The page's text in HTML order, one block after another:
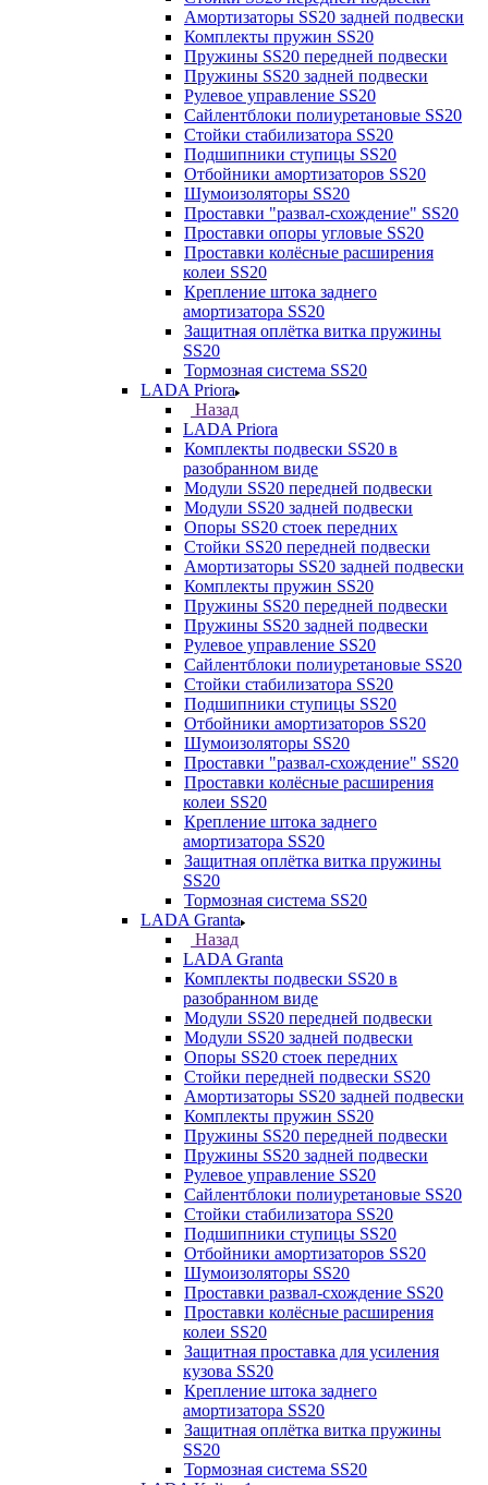
Амортизаторы SS20 задней подвески
Комплекты пружин SS20
Пружины SS20 передней подвески
Пружины SS20 задней подвески
Рулевое управление SS20
Сайлентблоки полиуретановые SS20
Стойки стабилизатора SS20
Подшипники ступицы SS20
Отбойники амортизаторов SS20
Шумоизоляторы SS20
Проставки "развал-схождение" SS20
Проставки опоры угловые SS20
Проставки колёсные расширения
колеи SS20
Крепление штока заднего
амортизатора SS20
Защитная оплётка витка пружины
SS20
Тормозная система SS20
LADA Priora
Назад
LADA Priora
Комплекты подвески SS20 в
разобранном виде
Модули SS20 передней подвески
Модули SS20 задней подвески
Опоры SS20 стоек передних
Стойки SS20 передней подвески
Амортизаторы SS20 задней подвески
Комплекты пружин SS20
Пружины SS20 передней подвески
Пружины SS20 задней подвески
Рулевое управление SS20
Сайлентблоки полиуретановые SS20
Стойки стабилизатора SS20
Подшипники ступицы SS20
Отбойники амортизаторов SS20
Шумоизоляторы SS20
Проставки "развал-схождение" SS20
Проставки колёсные расширения
колеи SS20
Крепление штока заднего
амортизатора SS20
Защитная оплётка витка пружины
SS20
Тормозная система SS20
LADA Granta
Назад
LADA Granta
Комплекты подвески SS20 в
разобранном виде
Модули SS20 передней подвески
Модули SS20 задней подвески
Опоры SS20 стоек передних
Стойки передней подвески SS20
Амортизаторы SS20 задней подвески
Комплекты пружин SS20
Пружины SS20 передней подвески
Пружины SS20 задней подвески
Рулевое управление SS20
Сайлентблоки полиуретановые SS20
Стойки стабилизатора SS20
Подшипники ступицы SS20
Отбойники амортизаторов SS20
Шумоизоляторы SS20
Проставки развал-схождение SS20
Проставки колёсные расширения
колеи SS20
Защитная проставка для усиления
кузова SS20
Крепление штока заднего
амортизатора SS20
Защитная оплётка витка пружины
SS20
Тормозная система SS20